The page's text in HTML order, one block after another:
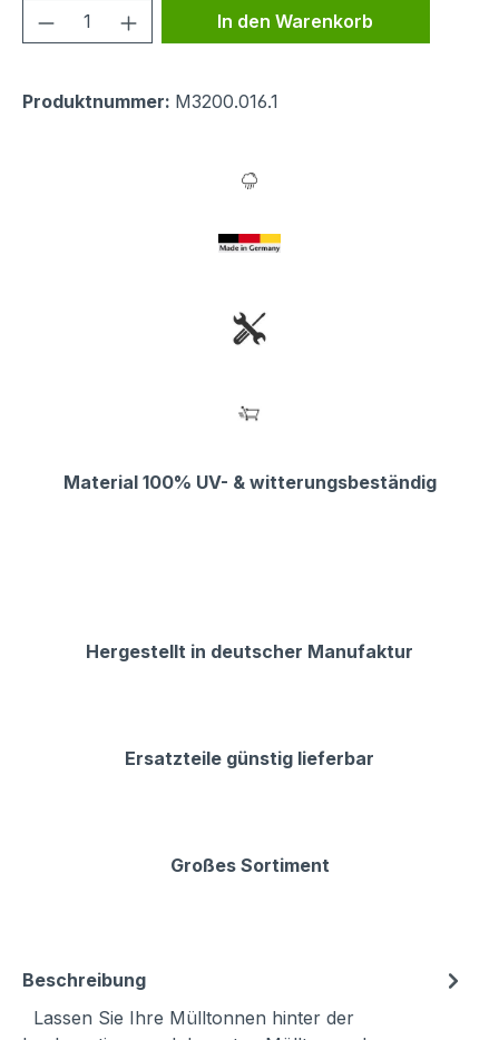
Produkt Anzahl: Gib den
In den Warenkorb
Produktnummer: M3200.016.1
Material 100% UV- & witterungsbeständig
Hergestellt in deutscher Manufaktur
Ersatzteile günstig lieferbar
Großes Sortiment
Beschreibung
Lassen Sie Ihre Mülltonnen hinter der